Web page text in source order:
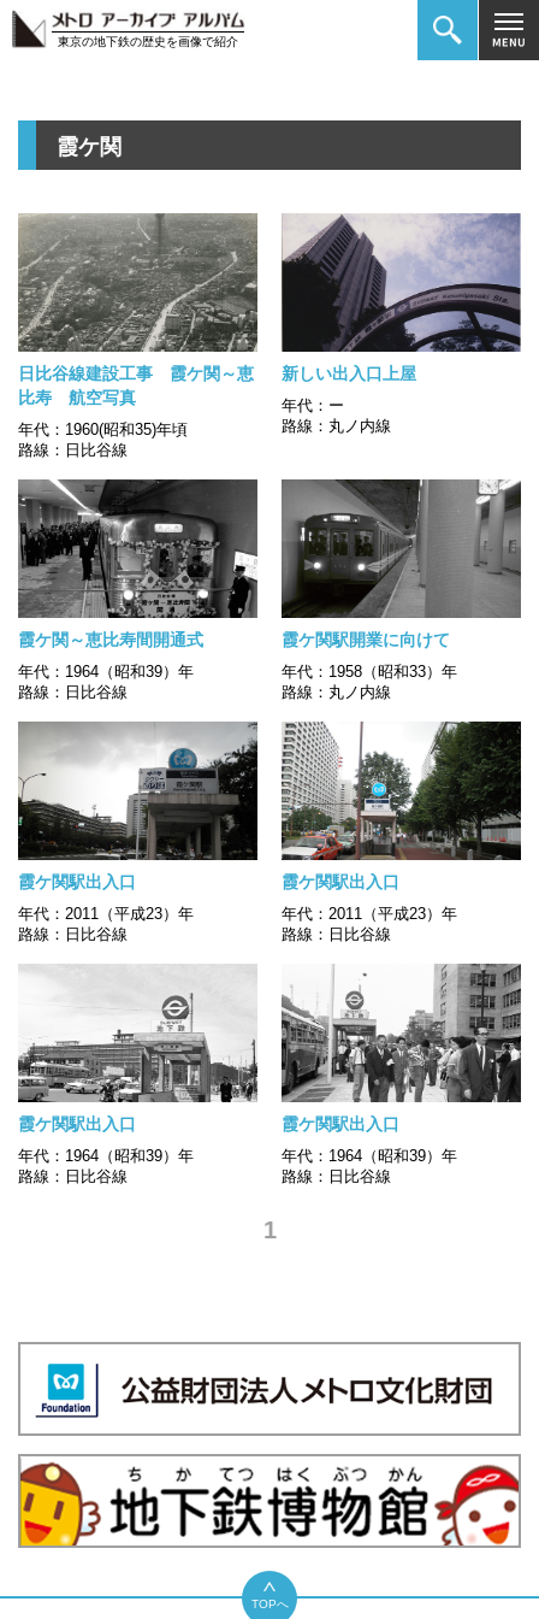
東京の地下鉄の歴史を画像で紹介
霞ケ関
日比谷線建設工事 霞ケ関～恵
比寿 航空写真
年代：1960(昭和35)年頃
路線：日比谷線
新しい出入口上屋
年代：ー
路線：丸ノ内線
霞ケ関～恵比寿間開通式
年代：1964（昭和39）年
路線：日比谷線
霞ケ関駅開業に向けて
年代：1958（昭和33）年
路線：丸ノ内線
霞ケ関駅出入口
年代：2011（平成23）年
路線：日比谷線
霞ケ関駅出入口
年代：2011（平成23）年
路線：日比谷線
霞ケ関駅出入口
年代：1964（昭和39）年
路線：日比谷線
霞ケ関駅出入口
年代：1964（昭和39）年
路線：日比谷線
1
TOPへ